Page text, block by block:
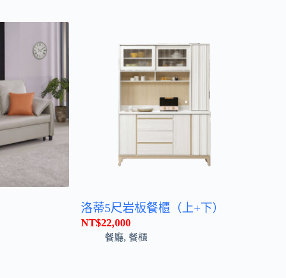
洛蒂5尺岩板餐櫃（上+下）
NT$22,000
餐廳, 餐櫃